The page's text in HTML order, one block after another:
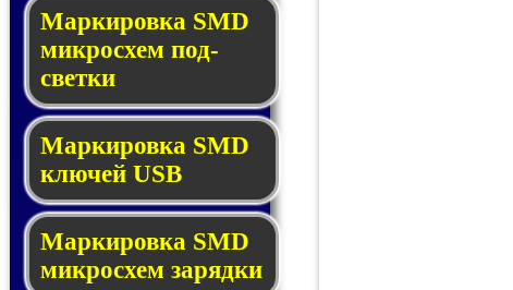
Маркировка SMD
мик­ро­схем под­
свет­ки
Маркировка SMD
клю­чей USB
Маркировка SMD
мик­рос­хем за­ряд­ки